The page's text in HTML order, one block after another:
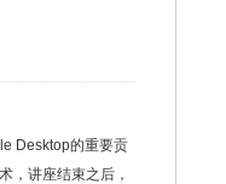
Desktop的重要贡
，讲座结束之后，